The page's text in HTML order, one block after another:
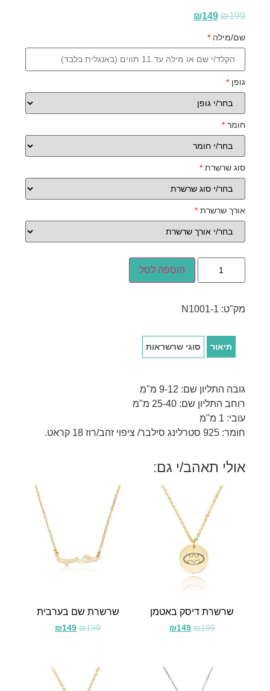
₪199
₪149
שם/מילה*
גופן*
חומר*
סוג שרשרת*
אורך שרשרת*
הוספה לסל
מק"ט: N1001-1
תיאור סוגי שרשראות
גובה התליון שם: 9-12 מ"מ
רוחב התליון שם: 25-40 מ"מ
עובי: 1 מ"מ
חומר: 925 סטרלינג סילבר/ ציפוי זהב/רוז 18 קראט.
אולי תאהב/י גם:
שרשרת דיסק באטמן
₪199
₪149
שרשרת שם בערבית
₪199
₪149